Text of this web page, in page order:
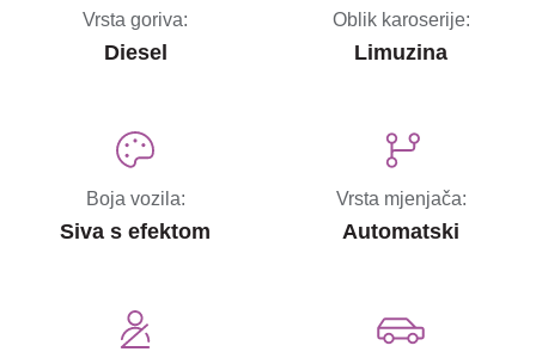
Vrsta goriva:
Diesel
Oblik karoserije:
Limuzina
Boja vozila:
Siva s efektom
Vrsta mjenjača:
Automatski